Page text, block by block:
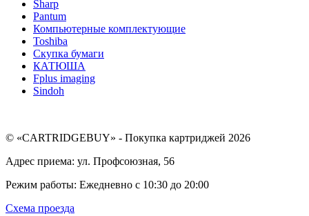
Sharp
Pantum
Компьютерные комплектующие
Toshiba
Скупка бумаги
КАТЮША
Fplus imaging
Sindoh
© «CARTRIDGEBUY» - Покупка картриджей 2026
Адрес приема: ул. Профсоюзная, 56
Режим работы: Ежедневно с 10:30 до 20:00
Схема проезда